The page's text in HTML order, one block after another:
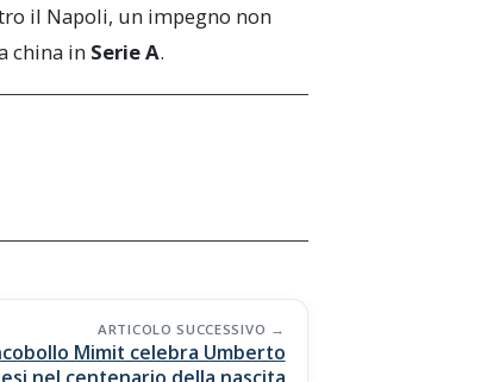
il Napoli, un impegno non
china in Serie A.
ARTICOLO SUCCESSIVO
Mimit celebra Umberto